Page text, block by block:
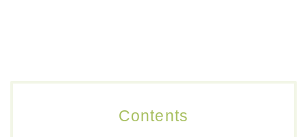
Contents